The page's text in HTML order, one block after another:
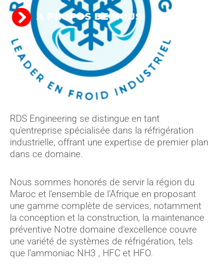
A PROPOS DE NOUS
RDS Engineering se distingue en tant
qu'entreprise spécialisée dans la réfrigération
industrielle, offrant une expertise de premier plan
dans ce domaine.
Nous sommes honorés de servir la région du
Maroc et l'ensemble de l'Afrique en proposant
une gamme complète de services, notamment
la conception et la construction, la maintenance
préventive Notre domaine d'excellence couvre
une variété de systèmes de réfrigération, tels
que l'ammoniac NH3 , HFC et HFO.